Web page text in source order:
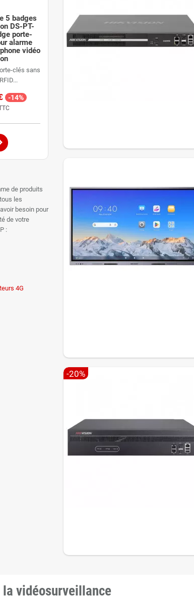
-20%
5 badges
DS-PT-
porte-
alarme
vidéo
clés sans
-14%
de produits
les
besoin pour
de votre
:
4G
vidéosurveillance